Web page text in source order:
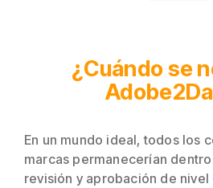
¿Cuándo se
En un mundo ideal, todos los
marcas permanecerían
revisión y aprobación de